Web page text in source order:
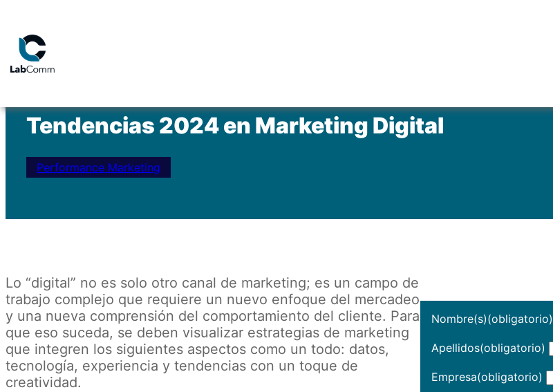
Tendencias 2024 en Marketing Digital
Performance Marketing
Lo “digital” no es solo otro canal de marketing; es un campo de
trabajo complejo que requiere un nuevo enfoque del mercadeo
y una nueva comprensión del comportamiento del cliente. Para
que eso suceda, se deben visualizar estrategias de marketing
que integren los siguientes aspectos como un todo: datos,
tecnología, experiencia y tendencias con un toque de
creatividad.
Nombre(s)(obligatorio)
Apellidos(obligatorio)
Empresa(obligatorio)